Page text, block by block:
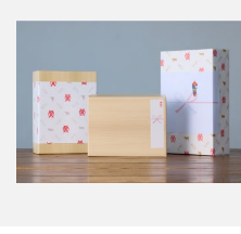
お知らせ 2024.10.18
お知らせ 202４.09.18